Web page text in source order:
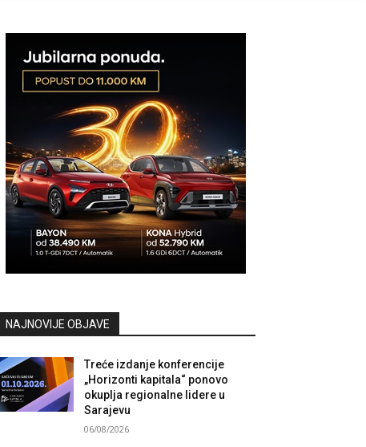
NAJNOVIJE OBJAVE
Treće izdanje konferencije
„Horizonti kapitala“ ponovo
okuplja regionalne lidere u
Sarajevu
06/08/2026